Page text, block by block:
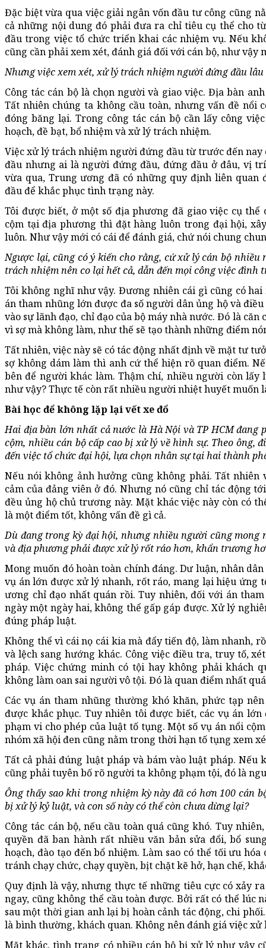
Đặc biệt vừa qua việc giải ngân vốn đầu tư công cũng
cả những nội dung đó phải đưa ra chỉ tiêu cụ thể cho
đầu trong việc tổ chức triển khai các nhiệm vụ. Nếu
cũng cần phải xem xét, đánh giá đối với cán bộ, như vậy
Nhưng việc xem xét, xử lý trách nhiệm người đứng đầu
Công tác cán bộ là chọn người và giao việc. Địa bàn
Tất nhiên chúng ta không cầu toàn, nhưng vấn đề nổi
đóng băng lại. Trong công tác cán bộ cần lấy công
hoạch, đề bạt, bổ nhiệm và xử lý trách nhiệm.
Việc xử lý trách nhiệm người đứng đầu từ trước đến
đầu nhưng ai là người đứng đầu, đứng đầu ở đâu, vị
vừa qua, Trung ương đã có những quy định liên
đầu để khắc phục tình trạng này.
Tôi được biết, ở một số địa phương đã giao việc cụ
cộm tại địa phương thì đặt hàng luôn trong đại hội,
luôn. Như vậy mới có cái để đánh giá, chứ nói chung
Ngược lại, cũng có ý kiến cho rằng, cứ xử lý cán bộ
trách nhiệm nên co lại hết cả, dẫn đến mọi công việc đình
Tôi không nghĩ như vậy. Đương nhiên cái gì cũng có
án tham nhũng lớn được đa số người dân ủng hộ và
vào sự lãnh đạo, chỉ đạo của bộ máy nhà nước. Đó là
vì sợ mà không làm, như thế sẽ tạo thành những điểm
Tất nhiên, việc này sẽ có tác động nhất định về mặt tư
sợ không dám làm thì anh cứ thể hiện rõ quan điểm.
bên để người khác làm. Thậm chí, nhiều người còn lấy
như vậy? Thực tế còn rất nhiều người nhiệt huyết muốn
Bài học để không lặp lại vết xe đổ
Hai địa bàn lớn nhất cả nước là Hà Nội và TP HCM
cộm, nhiều cán bộ cấp cao bị xử lý về hình sự. Theo ông,
đến việc tổ chức đại hội, lựa chọn nhân sự tại hai thành
Nếu nói không ảnh hưởng cũng không phải. Tất
cảm của đảng viên ở đó. Nhưng nó cũng chỉ tác động
đều ủng hộ chủ trương này. Mặt khác việc này còn có
là một điểm tốt, không vấn đề gì cả.
Dù đang trong kỳ đại hội, nhưng nhiều người cũng mong
và địa phương phải được xử lý rốt ráo hơn, khẩn trương
Mong muốn đó hoàn toàn chính đáng. Dư luận, nhân
vụ án lớn được xử lý nhanh, rốt ráo, mang lại hiệu ứng
ương chỉ đạo nhất quán rồi. Tuy nhiên, đối với án
ngày một ngày hai, không thể gấp gáp được. Xử lý
đúng pháp luật.
Không thể vì cái nọ cái kia mà đẩy tiến độ, làm nhanh,
và lệch sang hướng khác. Công việc điều tra, truy tố,
pháp. Việc chứng minh có tội hay không phải khách
không làm oan sai người vô tội. Đó là quan điểm nhất
Các vụ án tham nhũng thường khó khăn, phức tạp
được khắc phục. Tuy nhiên tôi được biết, các vụ án
phạm vi cho phép của luật tố tụng. Một số vụ án nổi
nhóm xã hội đen cũng nằm trong thời hạn tố tụng xem
Tất cả phải đúng luật pháp và bám vào luật pháp.
cũng phải tuyên bố rõ người ta không phạm tội, đó là
Ông thấy sao khi trong nhiệm kỳ này đã có hơn 100 cán
bị xử lý kỷ luật, và con số này có thể còn chưa dừng lại?
Công tác cán bộ, nếu cầu toàn quá cũng khó. Tuy
quyền đã ban hành rất nhiều văn bản sửa đổi, bổ
hoạch, đào tạo đến bổ nhiệm. Làm sao có thể tối ưu
tránh chạy chức, chạy quyền, bịt chặt kẽ hở, hạn chế,
Quy định là vậy, nhưng thực tế những tiêu cực có xảy
ngay, cũng không thể cầu toàn được. Bởi rất có thể lúc
sau một thời gian anh lại bị hoàn cảnh tác động, chi
là bình thường, khách quan. Không nên đánh giá việc xử
Mặt khác, tình trạng có nhiều cán bộ bị xử lý như vậy